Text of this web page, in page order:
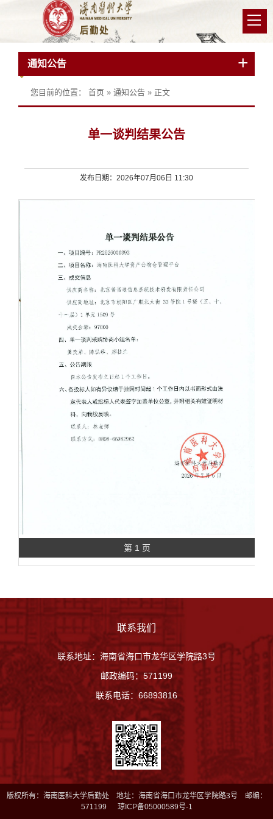
通知公告
您目前的位置： 首页 » 通知公告 » 正文
单一谈判结果公告
发布日期：2026年07月06日 11:30
第 1 页
联系我们
联系地址：海南省海口市龙华区学院路3号
邮政编码：571199
联系电话：66893816
版权所有：海南医科大学后勤处 地址：海南省海口市龙华区学院路3号 邮编：
571199 琼ICP备05000589号-1